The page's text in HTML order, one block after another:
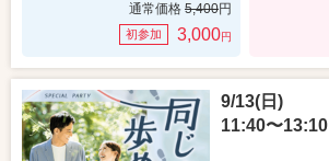
通常価格 5,400円
初参加 3,000円
9/13(日)
11:40〜13:10